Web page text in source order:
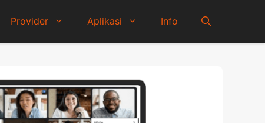
Provider Aplikasi Info